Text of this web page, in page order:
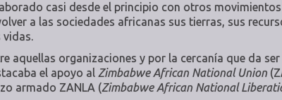
casi desde el principio con otros
a las sociedades africanas sus tierras, sus
vidas.
aquellas organizaciones y por la cercanía que da ser
el apoyo al Zimbabwe African National Union
armado ZANLA (Zimbabwe African National